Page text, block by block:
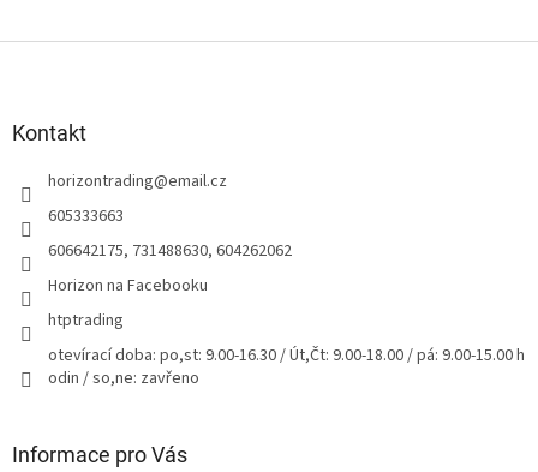
Kontakt
horizontrading@email.cz
605333663
606642175, 731488630, 604262062
Horizon na Facebooku
htptrading
otevírací doba: po,st: 9.00-16.30 / Út,Čt: 9.00-18.00 / pá: 9.00-15.00 h
odin / so,ne: zavřeno
Informace pro Vás